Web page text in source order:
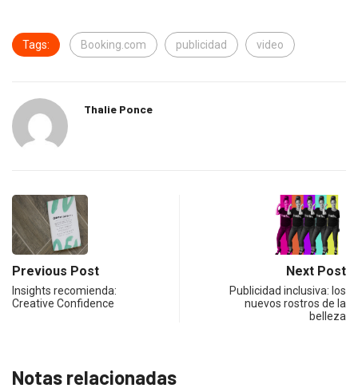
Tags: Booking.com publicidad video
Thalie Ponce
Previous Post
Insights recomienda:
Creative Confidence
Next Post
Publicidad inclusiva: los
nuevos rostros de la
belleza
Notas relacionadas